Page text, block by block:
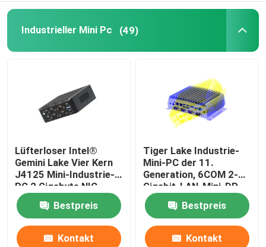
Firewall-PC
OPS-Mini-PC
Doppellan-Minipc
industrieller Tabletten-PC
Krypto-Mining-PC
Miniitx-Hauptplatine
Industrieller Mini Pc (49)
Lüfterloser Intel®
Gemini Lake Vier Kern
J4125 Mini-Industrie-
PC 2 Gigabyte NIC
6COM Nuc
Bestpreis
Kontakt
Tiger Lake Industrie-
Mini-PC der 11.
Generation, 6COM 2-
Gigabit-LAN-Mini-DP-
Anzeige für Computer
ohne LüfterBestpreis
Kontakt